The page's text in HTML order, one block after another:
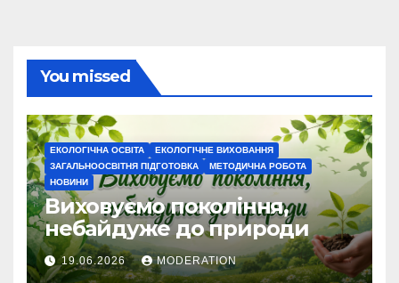
You missed
ЕКОЛОГІЧНА ОСВІТА
ЕКОЛОГІЧНЕ ВИХОВАННЯ
ЗАГАЛЬНООСВІТНЯ ПІДГОТОВКА
МЕТОДИЧНА РОБОТА
НОВИНИ
Виховуємо покоління,
небайдуже до природи
19.06.2026 MODERATION